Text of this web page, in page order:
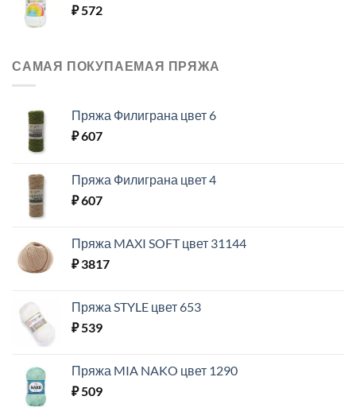
₽572
САМАЯ ПОКУПАЕМАЯ ПРЯЖА
Пряжа Филиграна цвет 6
₽607
Пряжа Филиграна цвет 4
₽607
Пряжа MAXI SOFT цвет 31144
₽3817
Пряжа STYLE цвет 653
₽539
Пряжа MIA NAKO цвет 1290
₽509